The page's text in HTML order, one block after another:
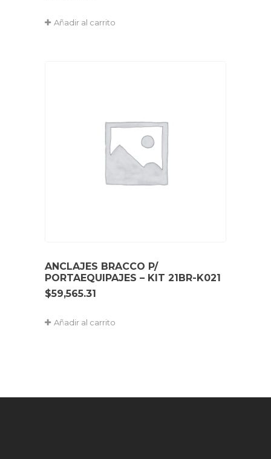
Añadir al carrito
ANCLAJES BRACCO P/
PORTAEQUIPAJES – KIT 21BR-K021
$59,565.31
Añadir al carrito